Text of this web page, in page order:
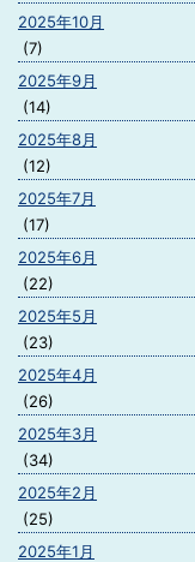
2025年10月
(7)
2025年9月
(14)
2025年8月
(12)
2025年7月
(17)
2025年6月
(22)
2025年5月
(23)
2025年4月
(26)
2025年3月
(34)
2025年2月
(25)
2025年1月